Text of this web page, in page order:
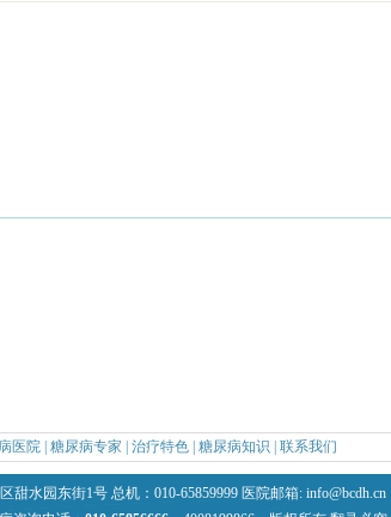
医院 糖尿病专家 治疗特色 糖尿病知识 联系我们
机：010-65859999 医院邮箱: info@bcdh.cn